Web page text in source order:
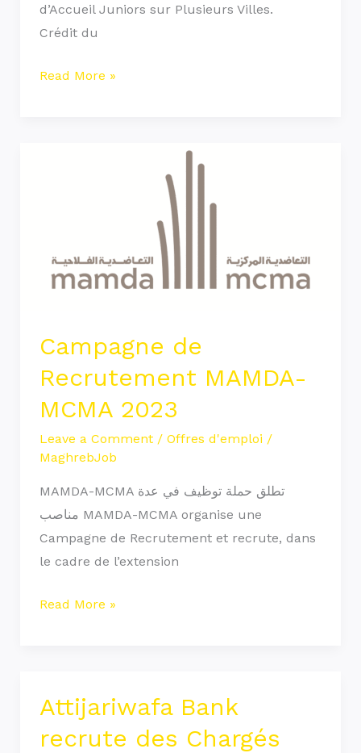
d’Accueil Juniors sur Plusieurs Villes.
Crédit du
Read More »
Campagne de
Recrutement MAMDA-
MCMA 2023
Leave a Comment / Offres d'emploi /
MaghrebJob
MAMDA-MCMA تطلق حملة توظيف في عدة
مناصب MAMDA-MCMA organise une
Campagne de Recrutement et recrute, dans
le cadre de l’extension
2023
Read More »
Attijariwafa Bank
recrute des Chargés
Attijariwafa
recrute